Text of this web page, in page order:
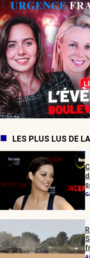
LES PLUS LUS DE